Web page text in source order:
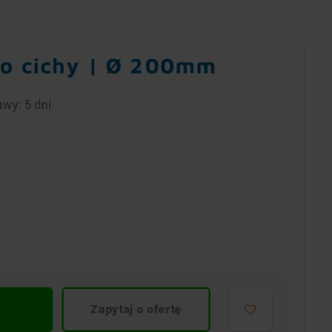
cichy | Ø 200mm
5 dni
Zapytaj o ofertę